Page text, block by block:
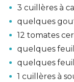
3 cuillères à
quelques
12 tomates
quelques
quelques
1 cuillères à